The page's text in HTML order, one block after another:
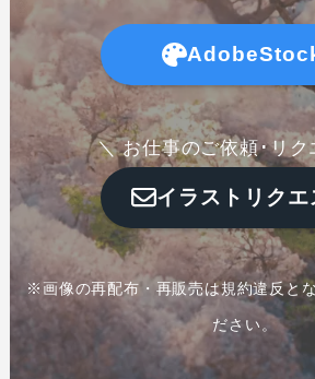
＼ お仕事のご依頼･リク
イラストリクエ
※画像の再配布・再販売は規約違反と
ださい。